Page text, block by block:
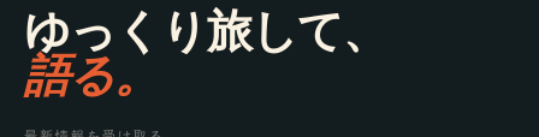
ゆっくり旅して、
語る。